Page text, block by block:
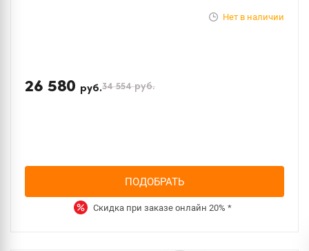
Нет в наличии
26 580 руб.34 554руб.
ПОДОБРАТЬ
Скидка при заказе онлайн 20% *